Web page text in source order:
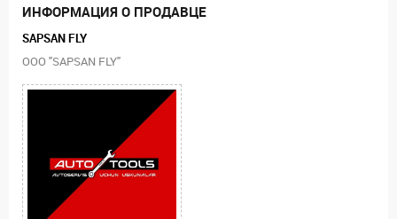
ИНФОРМАЦИЯ О ПРОДАВЦЕ
SAPSAN FLY
ООО "SAPSAN FLY"